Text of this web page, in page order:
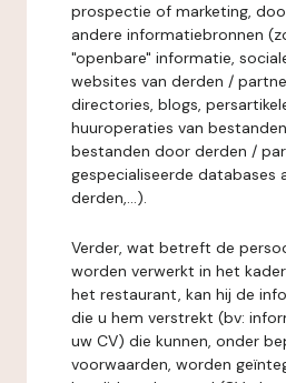
prospectie of marketing,
andere informatiebronnen
"openbare" informatie,
websites van derden /
directories, blogs,
huuroperaties van
bestanden door derden /
gespecialiseerde databases
derden,...).
Verder, wat betreft de
worden verwerkt in het
het restaurant, kan hij de
die u hem verstrekt (bv:
uw CV) die kunnen, onder
voorwaarden, worden